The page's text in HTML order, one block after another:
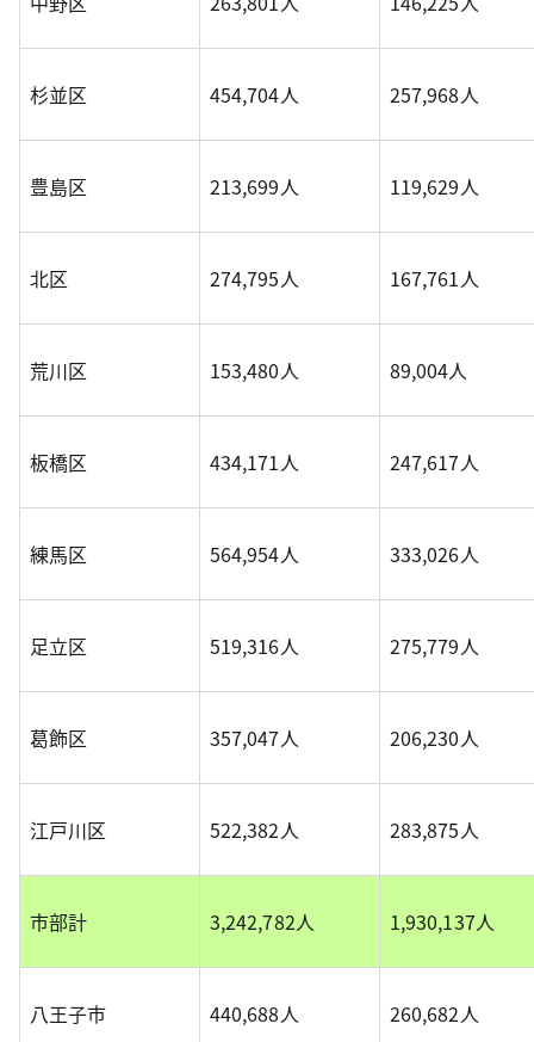
杉並区 454,704人 257,968人
豊島区 213,699人 119,629人
北区 274,795人 167,761人
荒川区 153,480人 89,004人
板橋区 434,171人 247,617人
練馬区 564,954人 333,026人
足立区 519,316人 275,779人
葛飾区 357,047人 206,230人
江戸川区 522,382人 283,875人
市部計 3,242,782人 1,930,137人
八王子市 440,688人 260,682人